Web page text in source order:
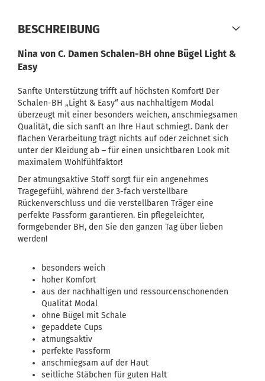
BESCHREIBUNG
Nina von C. Damen Schalen-BH ohne Bügel Light &
Easy
Sanfte Unterstützung trifft auf höchsten Komfort! Der
Schalen-BH „Light & Easy“ aus nachhaltigem Modal
überzeugt mit einer besonders weichen, anschmiegsamen
Qualität, die sich sanft an Ihre Haut schmiegt. Dank der
flachen Verarbeitungträgt nichts auf oder zeichnet sich
unter der Kleidung ab – für einen unsichtbaren Look mit
maximalem Wohlfühlfaktor!
Deratmungsaktive Stoffsorgt für ein angenehmes
Tragegefühl, während der3-fach verstellbare
Rückenverschluss und die verstellbaren Trägereine
perfekte Passform garantieren. Ein pflegeleichter,
formgebender BH, den Sie den ganzen Tag über lieben
werden!
besonders weich
hoher Komfort
aus der nachhaltigen und ressourcenschonenden
Qualität Modal
ohne Bügel mit Schale
gepaddete Cups
atmungsaktiv
perfekte Passform
anschmiegsam auf der Haut
seitliche Stäbchen für guten Halt